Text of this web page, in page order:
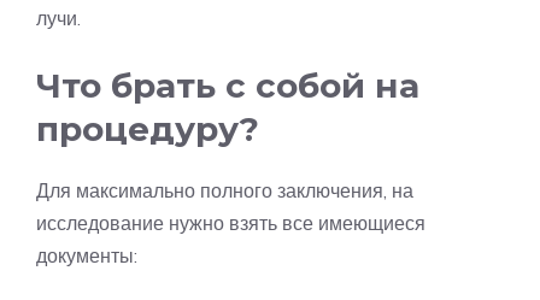
лучи.
Что брать с собой на
процедуру?
Для максимально полного заключения, на
исследование нужно взять все имеющиеся
документы: